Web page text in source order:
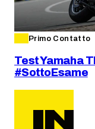
Primo Contatto
Test Yamaha
#SottoEsame